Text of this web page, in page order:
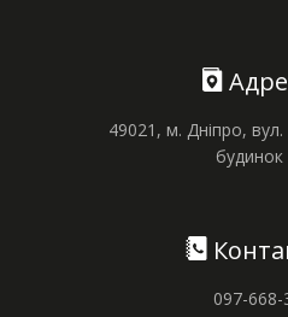
49021, м. Дніпро,
097-668-